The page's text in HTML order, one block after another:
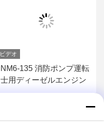
ビデオ
NM6-135 消防ポンプ運転
士用ディーゼルエンジン